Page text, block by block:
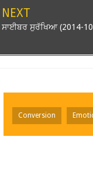
NEXT
ਸਾਈਬਰ ਸੁਰੱਖਿਆ (2014-
Conversion